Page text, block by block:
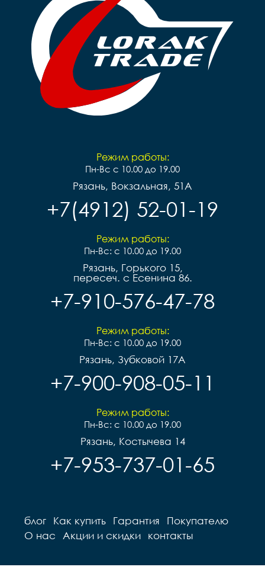
Режим работы:
Пн-Вс с 10.00 до 19.00
Рязань, Вокзальная, 51А
+7(4912) 52-01-19
Режим работы:
Пн-Вс: с 10.00 до 19.00
Рязань, Горького 15,
пересеч. с Есенина 86.
+7-910-576-47-78
Режим работы:
Пн-Вс: с 10.00 до 19.00
Рязань, Зубковой 17А
+7-900-908-05-11
Режим работы:
Пн-Вс: с 10.00 до 19.00
Рязань, Костычева 14
+7-953-737-01-65
блог Как купить Гарантия
Покупателю
О нас
Акции и скидки контакты